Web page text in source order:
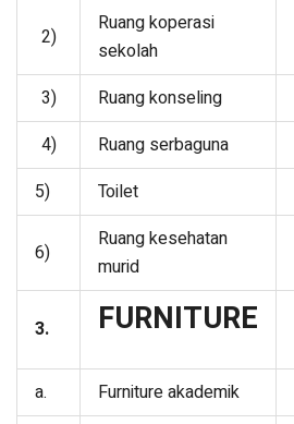
2)
Ruang koperasi
sekolah
3) Ruang konseling
4)
Ruang serbaguna
5)
Toilet
6)
Ruang kesehatan
murid
3. FURNITURE
a. Furniture akademik